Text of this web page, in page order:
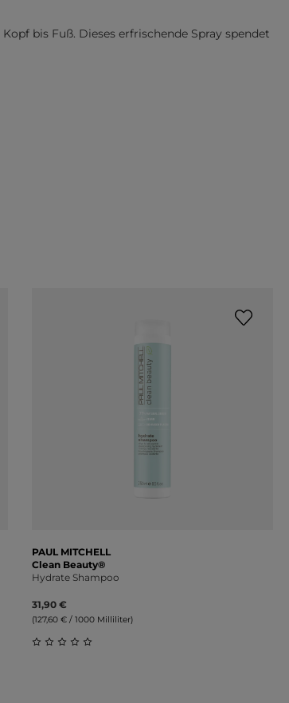
bis Fuß. Dieses erfrischende Spray spendet
5 Sternen
PAUL MITCHELL
Clean Beauty®
Hydrate Shampoo
31,90 €
(127,60 € / 1000 Milliliter)